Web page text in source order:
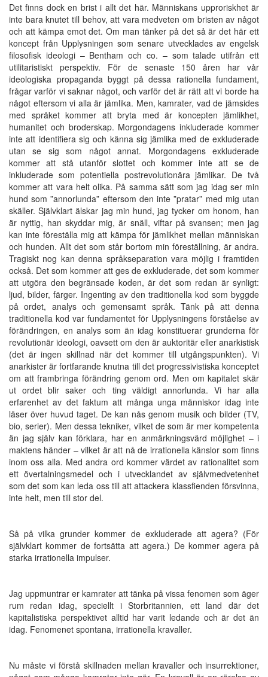
Det finns dock en brist i allt det här. Människans upproriskhet är
inte bara knutet till behov, att vara medveten om bristen av något
och att kämpa emot det. Om man tänker på det så är det här ett
koncept från Upplysningen som senare utvecklades av engelsk
filosofisk ideologi – Bentham och co. – som talade utifrån ett
utilitaristiskt perspektiv. För de senaste 150 åren har vår
ideologiska propaganda byggt på dessa rationella fundament,
frågar varför vi saknar något, och varför det är rätt att vi borde ha
något eftersom vi alla är jämlika. Men, kamrater, vad de jämsides
med språket kommer att bryta med är koncepten jämlikhet,
humanitet och broderskap. Morgondagens inkluderade kommer
inte att identifiera sig och känna sig jämlika med de exkluderade
utan se sig som något annat. Morgondagens exkluderade
kommer att stå utanför slottet och kommer inte att se de
inkluderade som potentiella postrevolutionära jämlikar. De två
kommer att vara helt olika. På samma sätt som jag idag ser min
hund som ”annorlunda” eftersom den inte ”pratar” med mig utan
skäller. Självklart älskar jag min hund, jag tycker om honom, han
är nyttig, han skyddar mig, är snäll, viftar på svansen; men jag
kan inte föreställa mig att kämpa för jämlikhet mellan människan
och hunden. Allt det som står bortom min föreställning, är andra.
Tragiskt nog kan denna språkseparation vara möjlig i framtiden
också. Det som kommer att ges de exkluderade, det som kommer
att utgöra den begränsade koden, är det som redan är synligt:
ljud, bilder, färger. Ingenting av den traditionella kod som byggde
på ordet, analys och gemensamt språk. Tänk på att denna
traditionella kod var fundamentet för Upplysningens förståelse av
förändringen, en analys som än idag konstituerar grunderna för
revolutionär ideologi, oavsett om den är auktoritär eller anarkistisk
(det är ingen skillnad när det kommer till utgångspunkten). Vi
anarkister är fortfarande knutna till det progressivistiska konceptet
om att frambringa förändring genom ord. Men om kapitalet skär
ut ordet blir saker och ting väldigt annorlunda. Vi har alla
erfarenhet av det faktum att många unga människor idag inte
läser över huvud taget. De kan nås genom musik och bilder (TV,
bio, serier). Men dessa tekniker, vilket de som är mer kompetenta
än jag själv kan förklara, har en anmärkningsvärd möjlighet – i
maktens händer – vilket är att nå de irrationella känslor som finns
inom oss alla. Med andra ord kommer värdet av rationalitet som
ett övertalningsmedel och i utvecklandet av självmedvetenhet
som det som kan leda oss till att attackera klassfienden försvinna,
inte helt, men till stor del.
Så på vilka grunder kommer de exkluderade att agera? (För
självklart kommer de fortsätta att agera.) De kommer agera på
starka irrationella impulser.
Jag uppmuntrar er kamrater att tänka på vissa fenomen som äger
rum redan idag, speciellt i Storbritannien, ett land där det
kapitalistiska perspektivet alltid har varit ledande och är det än
idag. Fenomenet spontana, irrationella kravaller.
Nu måste vi förstå skillnaden mellan kravaller och insurrektioner,